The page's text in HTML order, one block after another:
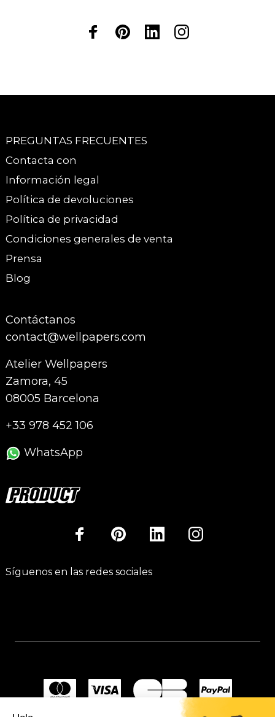
PREGUNTAS FRECUENTES
Contacta con
Información legal
Política de devoluciones
Política de privacidad
Condiciones generales de venta
Prensa
Blog
Contáctanos
contact@wellpapers.com
Atelier Wellpapers
Zamora, 45
08005 Barcelona
+33 978 452 106
WhatsApp
Síguenos en las redes sociales